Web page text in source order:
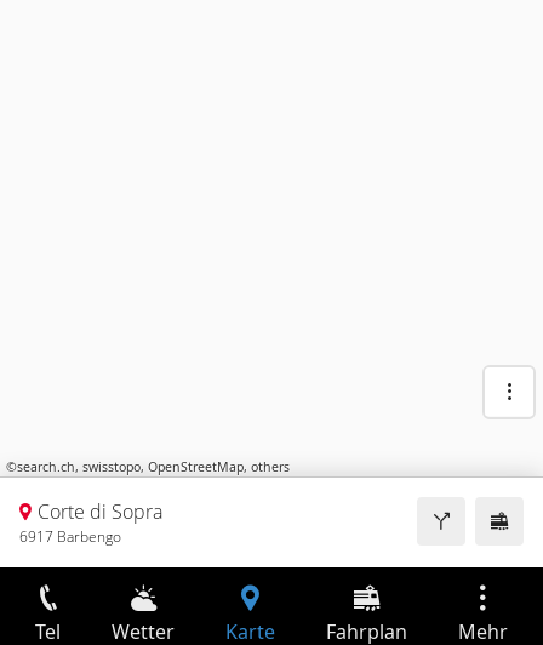
©search.ch, swisstopo, OpenStreetMap, others
Corte di Sopra
6917 Barbengo
Tel Wetter Karte Fahrplan Mehr